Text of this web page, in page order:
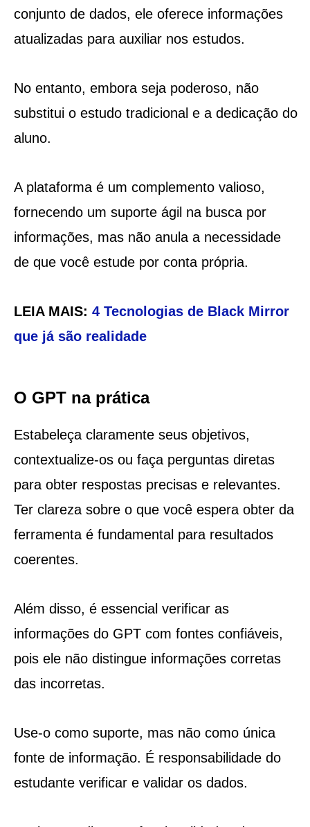
conjunto de dados, ele oferece informações
atualizadas para auxiliar nos estudos.
No entanto, embora seja poderoso, não
substitui o estudo tradicional e a dedicação do
aluno.
A plataforma é um complemento valioso,
fornecendo um suporte ágil na busca por
informações, mas não anula a necessidade
de que você estude por conta própria.
LEIA MAIS: 4 Tecnologias de Black Mirror
que já são realidade
O GPT na prática
Estabeleça claramente seus objetivos,
contextualize-os ou faça perguntas diretas
para obter respostas precisas e relevantes.
Ter clareza sobre o que você espera obter da
ferramenta é fundamental para resultados
coerentes.
Além disso, é essencial verificar as
informações do GPT com fontes confiáveis,
pois ele não distingue informações corretas
das incorretas.
Use-o como suporte, mas não como única
fonte de informação. É responsabilidade do
estudante verificar e validar os dados.